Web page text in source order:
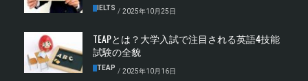
IELTS / 2025年10月25日
TEAPとは？大学入試で注目される英語4技能
試験の全貌
TEAP / 2025年10月16日